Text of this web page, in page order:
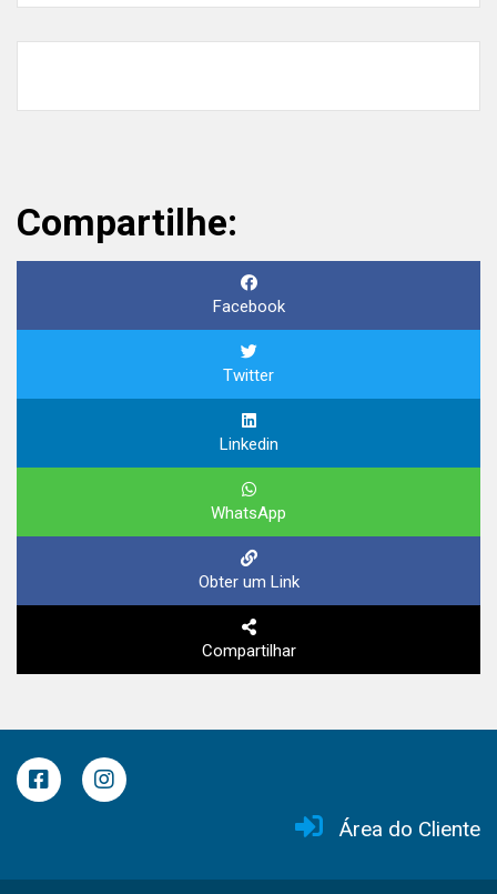
Compartilhe:
Facebook
Twitter
Linkedin
WhatsApp
Obter um Link
Compartilhar
Área do Cliente